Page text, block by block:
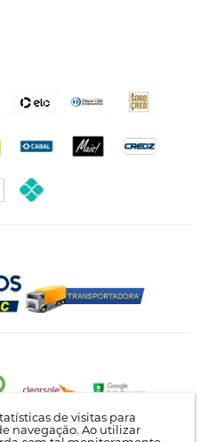
de visitas para
navegação. Ao utilizar